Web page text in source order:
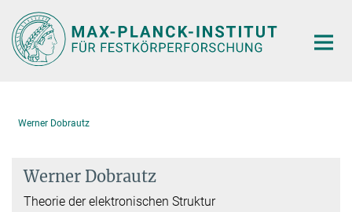
Hauptinhalt
Werner Dobrautz
Werner Dobrautz
Theorie der elektronischen Struktur